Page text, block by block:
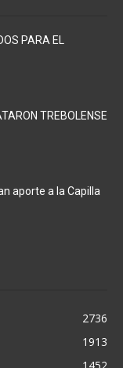
PARA EL
TREBOLENSE
aporte a la Capilla
2736
1913